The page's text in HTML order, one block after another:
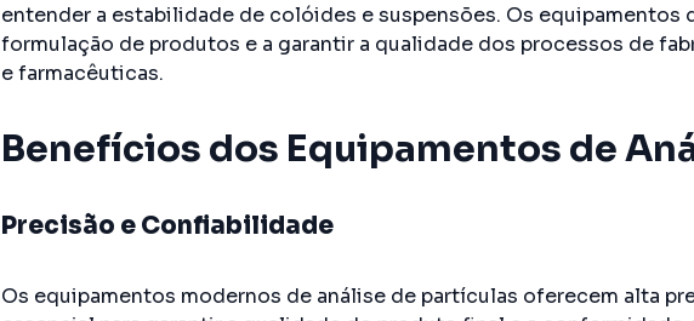
entender a estabilidade de colóides e suspensões. Os equipamentos
formulação de produtos e a garantir a qualidade dos processos de
e farmacêuticas.
Benefícios dos Equipamentos de
Precisão e Confiabilidade
Os equipamentos modernos de análise de partículas oferecem alta